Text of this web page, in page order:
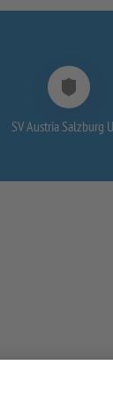
SV Austria Salzburg